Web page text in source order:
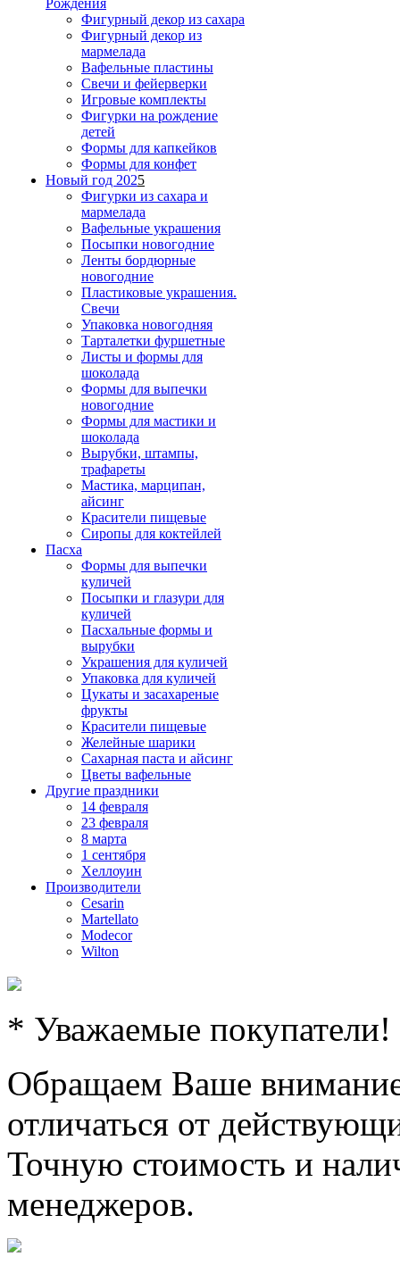
Фигурный декор из сахара
Фигурный декор из
мармелада
Вафельные пластины
Свечи и фейерверки
Игровые комплекты
Фигурки на рождение
детей
Формы для капкейков
Формы для конфет
Новый год 2025
Фигурки из сахара и
мармелада
Вафельные украшения
Посыпки новогодние
Ленты бордюрные
новогодние
Пластиковые украшения.
Свечи
Упаковка новогодняя
Тарталетки фуршетные
Листы и формы для
шоколада
Формы для выпечки
новогодние
Формы для мастики и
шоколада
Вырубки, штампы,
трафареты
Мастика, марципан,
айсинг
Красители пищевые
Сиропы для коктейлей
Пасха
Формы для выпечки
куличей
Посыпки и глазури для
куличей
Пасхальные формы и
вырубки
Украшения для куличей
Упаковка для куличей
Цукаты и засахареные
фрукты
Красители пищевые
Желейные шарики
Сахарная паста и айсинг
Цветы вафельные
Другие праздники
14 февраля
23 февраля
8 марта
1 сентября
Хеллоуин
Производители
Cesarin
Martellato
Modecor
Wilton
* Уважаемые покупатели!
Обращаем Ваше
отличаться от
Точную стоимость и
менеджеров.